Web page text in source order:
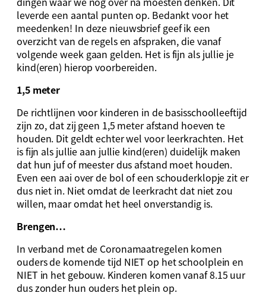
leverde een aantal punten op. Bedankt voor het
meedenken! In deze nieuwsbrief geef ik een
overzicht van de regels en afspraken, die vanaf
volgende week gaan gelden. Het is fijn als jullie je
kind(eren) hierop voorbereiden.
1,5 meter
De richtlijnen voor kinderen in de basisschoolleeftijd
zijn zo, dat zij geen 1,5 meter afstand hoeven te
houden. Dit geldt echter wel voor leerkrachten. Het
is fijn als jullie aan jullie kind(eren) duidelijk maken
dat hun juf of meester dus afstand moet houden.
Even een aai over de bol of een schouderklopje zit er
dus niet in. Niet omdat de leerkracht dat niet zou
willen, maar omdat het heel onverstandig is.
Brengen…
In verband met de Coronamaatregelen komen
ouders de komende tijd NIET op het schoolplein en
NIET in het gebouw. Kinderen komen vanaf 8.15 uur
dus zonder hun ouders het plein op.